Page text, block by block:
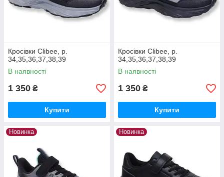
Кросівки Clibee, р.
34,35,36,37,38,39
В наявності
1 350 ₴
Купити
Кросівки Clibee, р.
34,35,36,37,38,39
В наявності
1 350 ₴
Купити
Новинка Новинка